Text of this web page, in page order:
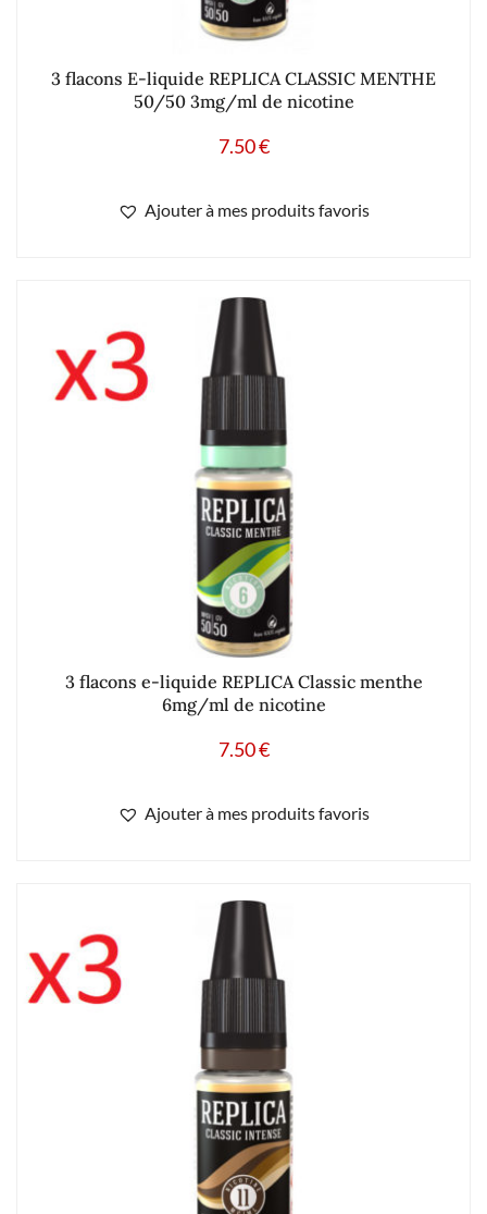
3 flacons E-liquide REPLICA CLASSIC MENTHE
50/50 3mg/ml de nicotine
7.50€
Ajouter à mes produits favoris
3 flacons e-liquide REPLICA Classic menthe
6mg/ml de nicotine
7.50€
Ajouter à mes produits favoris